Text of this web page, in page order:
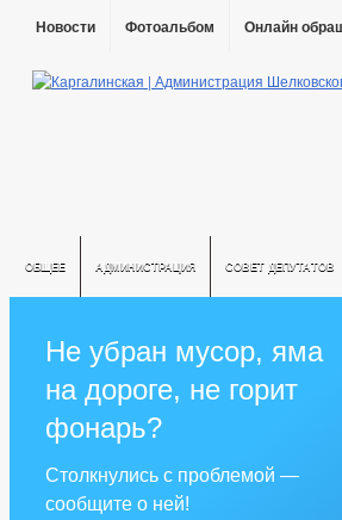
Новости Фотоальбом Онлайн
ОБЩЕЕ АДМИНИСТРАЦИЯ СОВЕТ ДЕПУТАТОВ
Не убран мусор, яма
на дороге, не горит
фонарь?
Столкнулись с проблемой —
сообщите о ней!